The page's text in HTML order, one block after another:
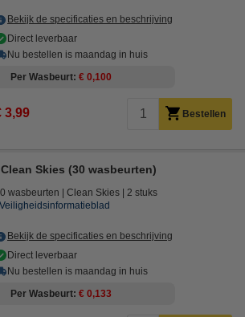
Bekijk de specificaties en beschrijving
Direct leverbaar
Nu bestellen is maandag in huis
Per Wasbeurt € 0,100
3,99 Bestellen
Skies (30 wasbeurten)
wasbeurten Clean Skies
2 stuks
Veiligheidsinformatieblad
Bekijk de specificaties en beschrijving
Direct leverbaar
Nu bestellen is maandag in huis
Per Wasbeurt € 0,133